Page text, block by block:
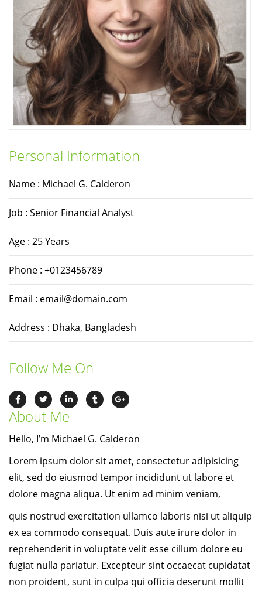
Personal Information
Name : Michael G. Calderon
Job : Senior Financial Analyst
Age : 25 Years
Phone : +0123456789
Email : email@domain.com
Address : Dhaka, Bangladesh
Follow Me On
About Me
Hello, I’m Michael G. Calderon
Lorem ipsum dolor sit amet, consectetur adipisicing
elit, sed do eiusmod tempor incididunt ut labore et
dolore magna aliqua. Ut enim ad minim veniam,
quis nostrud exercitation ullamco laboris nisi ut aliquip
ex ea commodo consequat. Duis aute irure dolor in
reprehenderit in voluptate velit esse cillum dolore eu
fugiat nulla pariatur. Excepteur sint occaecat cupidatat
non proident, sunt in culpa qui officia deserunt mollit